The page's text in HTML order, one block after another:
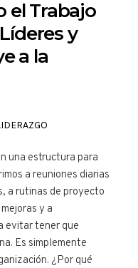
el Trabajo
y
a la
una estructura para
a reuniones diarias
a rutinas de proyecto
y a
evitar tener que
Es simplemente
¿Por qué